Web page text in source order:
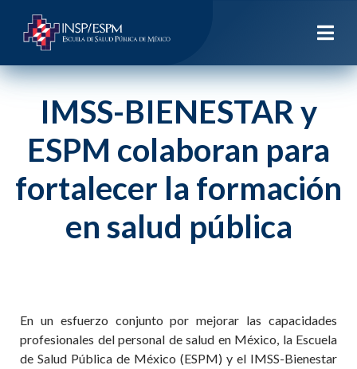
IMSS-BIENESTAR y
ESPM colaboran para
fortalecer la formación
en salud pública
En un esfuerzo conjunto por mejorar las capacidades
profesionales del personal de salud en México, la Escuela
de Salud Pública de México (ESPM) y el IMSS-Bienestar